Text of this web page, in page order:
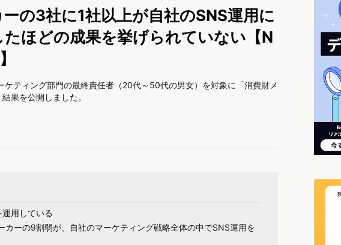
の3社に1社以上が自社のSNS運用に
たほどの成果を挙げられていない【N
ティング部門の最終責任者（20代～50代の男女）を対象に「消費財メ
果を公開しました。
用している
カーの9割弱が、自社のマーケティング戦略全体の中でSNS運用を